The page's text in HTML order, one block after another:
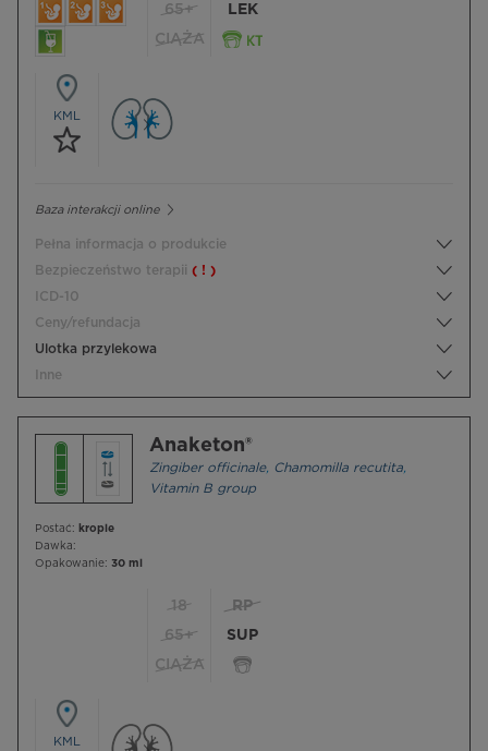
65+
CIĄŻA
LEK
KML
Baza interakcji online
Pełna informacja o produkcie
Bezpieczeństwo terapii ( ! )
ICD-10
Ceny/refundacja
Ulotka przylekowa
Inne
Anaketon®
Zingiber officinale, Chamomilla recutita,
Vitamin B group
Postać: krople
Dawka:
Opakowanie: 30 ml
18
65+
CIĄŻA
RP
SUP
KML